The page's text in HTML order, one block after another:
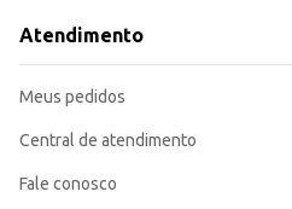
Pode ser incluído em kits de guloseimas
O Biscoito Wafer Vitarella Abacaxi
Atendimento
Meus pedidos
Central de atendimento
Fale conosco